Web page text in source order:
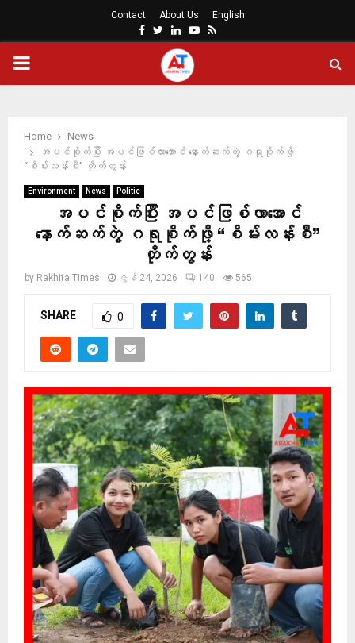
Contact About Us English
Facebook
Twitter
LinkedinYoutube
Rss
PRIMARY
Home
News
အပင်စိုက်ပြီး အပင်ဖြစ်လာအောင် နောက်ဆက်တွဲ ဂရုစိုက်ဖို့
“စိမ်းလန်းစီ” တိုက်တွန်း
Environment News Politic
အပင်စိုက်ပြီး အပင်ဖြစ်လာအောင်
နောက်ဆက်တွဲ ဂရုစိုက်ဖို့ “စိမ်းလန်းစီ”
တိုက်တွန်း
by Rakhita Times ဇွန် 24, 2026 140 565
SHARE 0